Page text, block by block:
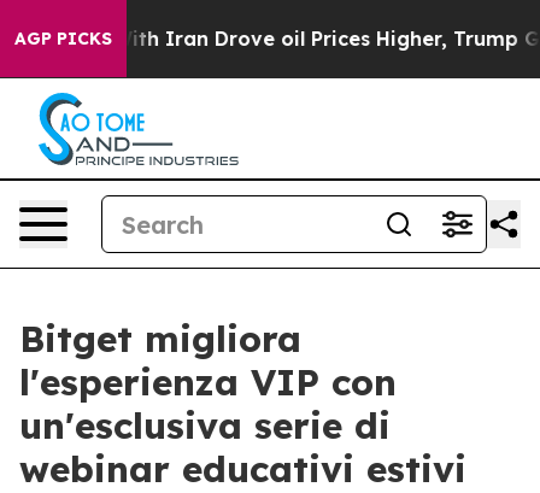
AGP PICKS
With Iran Drove oil Prices Higher, Trump Gave
Bitget migliora
l'esperienza VIP con
un'esclusiva serie di
webinar educativi estivi